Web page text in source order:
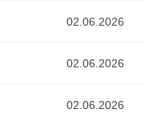
02.06.2026
02.06.2026
02.06.2026